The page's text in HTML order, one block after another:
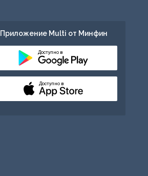
Приложение Multi от Минфин
Доступно в
Доступно в